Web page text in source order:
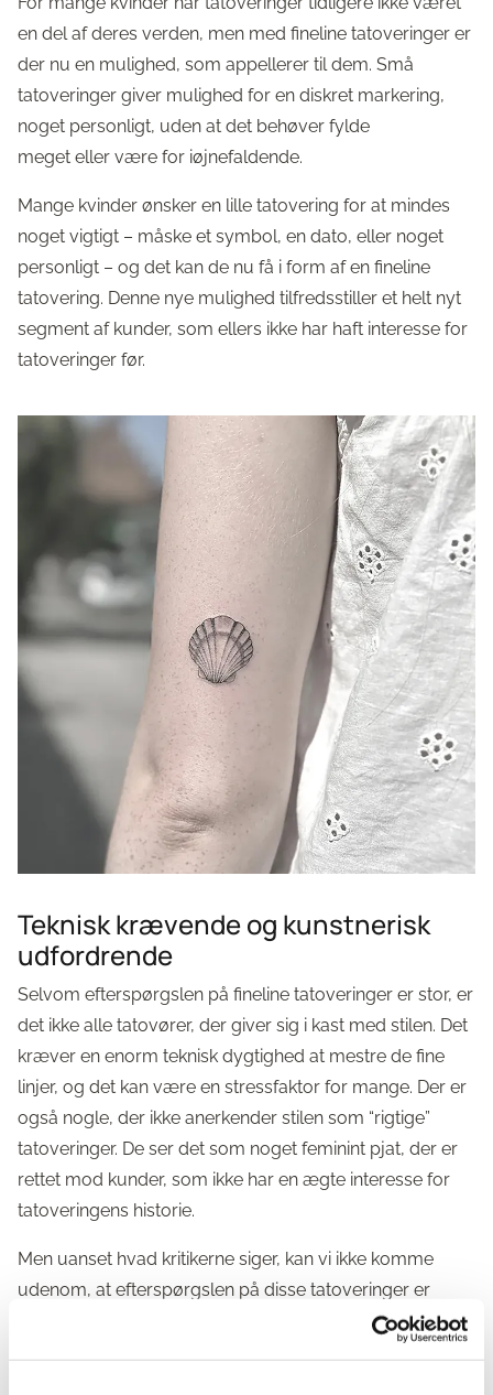
en del af deres verden, men med fineline tatoveringer er
der nu en mulighed, som appellerer til dem. Små
tatoveringer giver mulighed for en diskret markering,
noget personligt, uden at det behøver fylde
meget eller være for iøjnefaldende.
Mange kvinder ønsker en lille tatovering for at mindes
noget vigtigt – måske et symbol, en dato, eller noget
personligt – og det kan de nu få i form af en fineline
tatovering. Denne nye mulighed tilfredsstiller et helt nyt
segment af kunder, som ellers ikke har haft interesse for
tatoveringer før.
Teknisk krævende og kunstnerisk
udfordrende
Selvom efterspørgslen på fineline tatoveringer er stor, er
det ikke alle tatovører, der giver sig i kast med stilen. Det
kræver en enorm teknisk dygtighed at mestre de fine
linjer, og det kan være en stressfaktor for mange. Der er
også nogle, der ikke anerkender stilen som “rigtige”
tatoveringer. De ser det som noget feminint pjat, der er
rettet mod kunder, som ikke har en ægte interesse for
tatoveringens historie.
Men uanset hvad kritikerne siger, kan vi ikke komme
udenom, at efterspørgslen på disse tatoveringer er
enorm – og at den nok kun vil stige. Fineline tatoveringer